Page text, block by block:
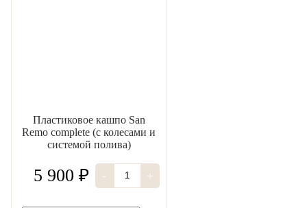
Пластиковое кашпо San
Remo complete (c колесами и
системой полива)
5 900 ₽ - +